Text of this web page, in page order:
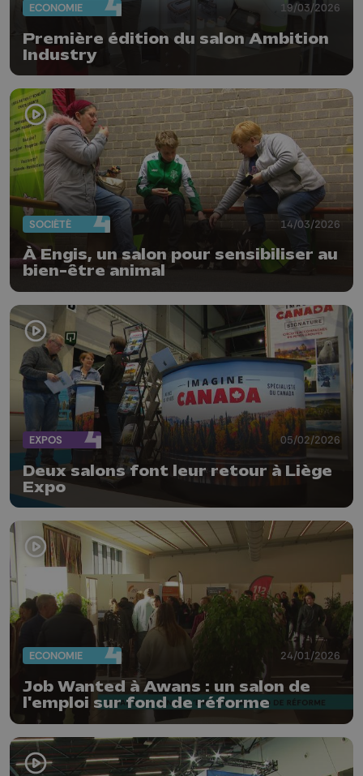
ECONOMIE 19/03/2026
Première édition du salon Ambition
Industry
SOCIÉTÉ 14/03/2026
À Engis, un salon pour sensibiliser au
bien-être animal
EXPOS 05/02/2026
Deux salons font leur retour à Liège
Expo
ECONOMIE 24/01/2026
Job Wanted à Awans : un salon de
l'emploi sur fond de réforme